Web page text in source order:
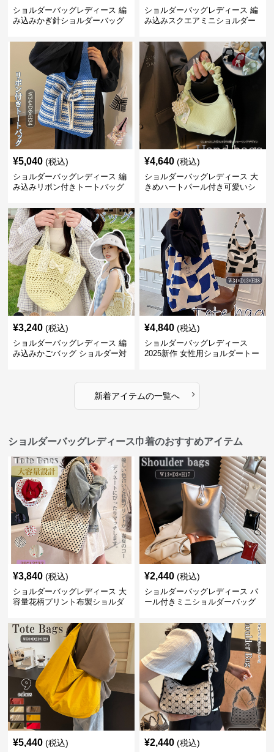
ショルダーバッグレディース 編
み込みかぎ針ショルダーバッグ
ショルダーバッグレディース 編
み込みスクエアミニショルダー
¥5,040 (税込)
ショルダーバッグレディース 編
み込みリボン付きトートバッグ
¥4,640 (税込)
ショルダーバッグレディース 大
きめハートパール付き可愛いシ
¥3,240 (税込)
ショルダーバッグレディース 編
み込みかごバッグ ショルダー対
¥4,840 (税込)
ショルダーバッグレディース
2025新作 女性用ショルダートー
新着アイテムの一覧へ ›
ショルダーバッグレディース巾着のおすすめアイテム
¥3,840 (税込)
ショルダーバッグレディース 大
容量花柄プリント布製ショルダ
¥2,440 (税込)
ショルダーバッグレディース パ
ール付きミニショルダーバッグ
¥5,440 (税込) ¥2,440 (税込)